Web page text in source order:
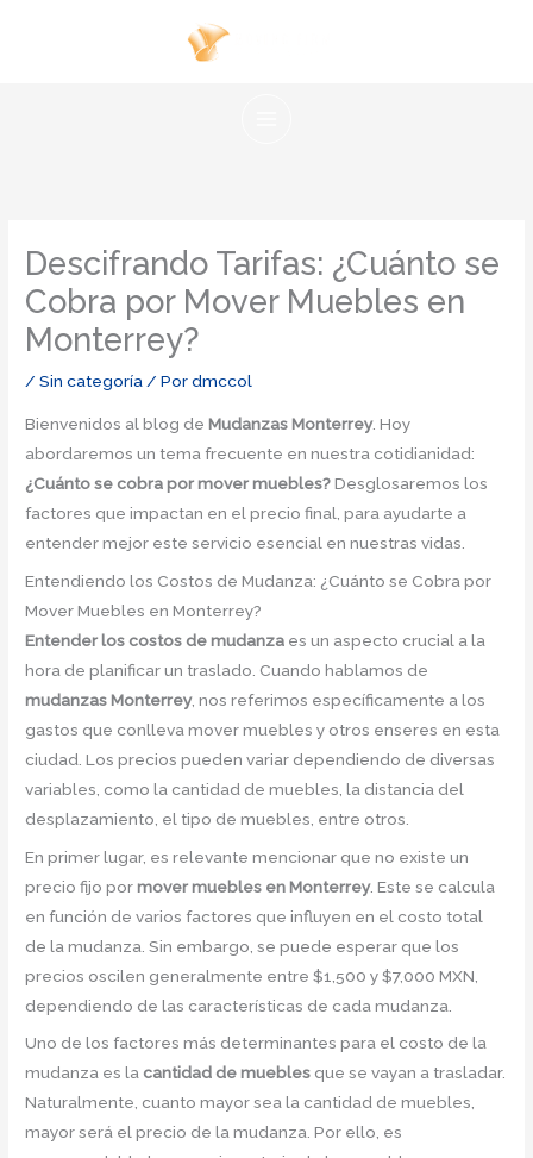
Descifrando Tarifas: ¿Cuánto se
Cobra por Mover Muebles en
Monterrey?
/Sin categoría/ Pordmccol
Bienvenidos al blog deMudanzas Monterrey. Hoy
abordaremos un tema frecuente en nuestra cotidianidad:
¿Cuánto se cobra por mover muebles?Desglosaremos los
factores que impactan en el precio final, para ayudarte a
entender mejor este servicio esencial en nuestras vidas.
Entendiendo los Costos de Mudanza: ¿Cuánto se Cobra por
Mover Muebles en Monterrey?
Entender los costos de mudanza es un aspecto crucial a la
hora de planificar un traslado. Cuando hablamos de
mudanzas Monterrey, nos referimos específicamente a los
gastos que conlleva mover muebles y otros enseres en esta
ciudad. Los precios pueden variar dependiendo de diversas
variables, como la cantidad de muebles, la distancia del
desplazamiento, el tipo de muebles, entre otros.
En primer lugar, es relevante mencionar que no existe un
precio fijo pormover muebles en Monterrey. Este se calcula
en función de varios factores que influyen en el costo total
de la mudanza. Sin embargo, se puede esperar que los
precios oscilen generalmente entre $1,500 y $7,000 MXN,
dependiendo de las características de cada mudanza.
Uno de los factores más determinantes para el costo de la
mudanza es la cantidad de muebles que se vayan a trasladar.
Naturalmente, cuanto mayor sea la cantidad de muebles,
mayor será el precio de la mudanza. Por ello, es